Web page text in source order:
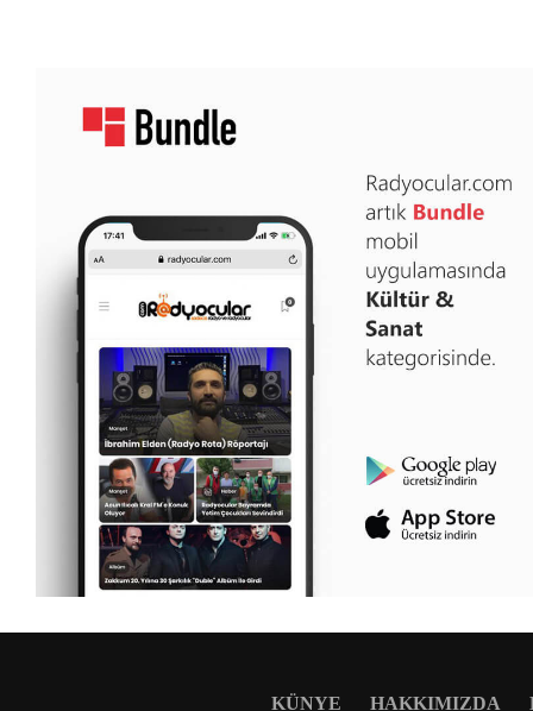
KÜNYE HAKKIMIZDA